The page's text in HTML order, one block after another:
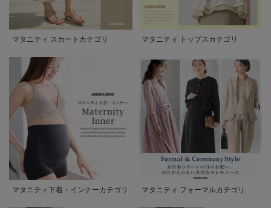
マタニティ スカートカテゴリ マタニティ トップスカテゴリ
マタニティ下着・インナーカテゴリ マタニティ フォーマルカテゴリ